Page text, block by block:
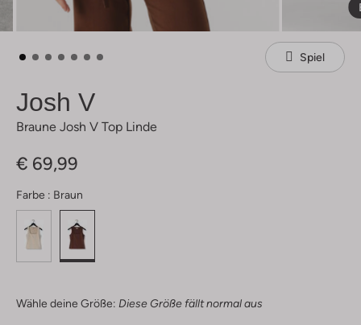
Spiel
Josh V
Braune Josh V Top Linde
€ 69,99
Farbe : Braun
Wähle deine Größe: Diese Größe fällt normal aus